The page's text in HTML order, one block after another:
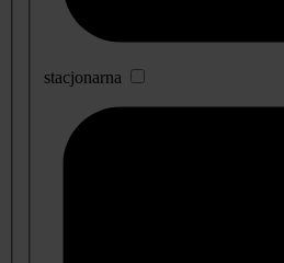
stacjonarna